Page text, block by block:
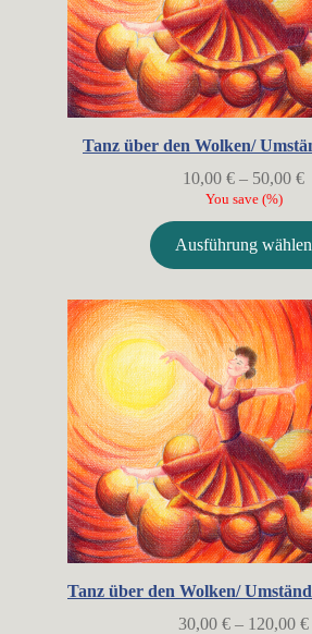
Tanz über den Wolken/
10,00 € – 50,00 €
You save (%)
Ausführung wählen
Tanz über den Wolken/
30,00 € – 120,00 €